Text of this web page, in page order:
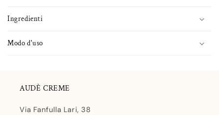
Ingredienti
Modo d'uso
AUDÈ CREME
Via Fanfulla Lari, 38